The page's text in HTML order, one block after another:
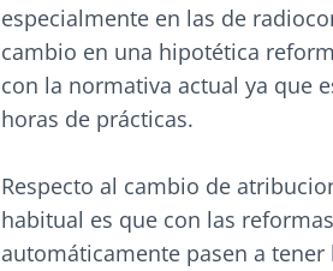
especialmente en las de
cambio en una hipotética
con la normativa actual ya que
horas de prácticas.
Respecto al cambio de
habitual es que con las
automáticamente pasen a